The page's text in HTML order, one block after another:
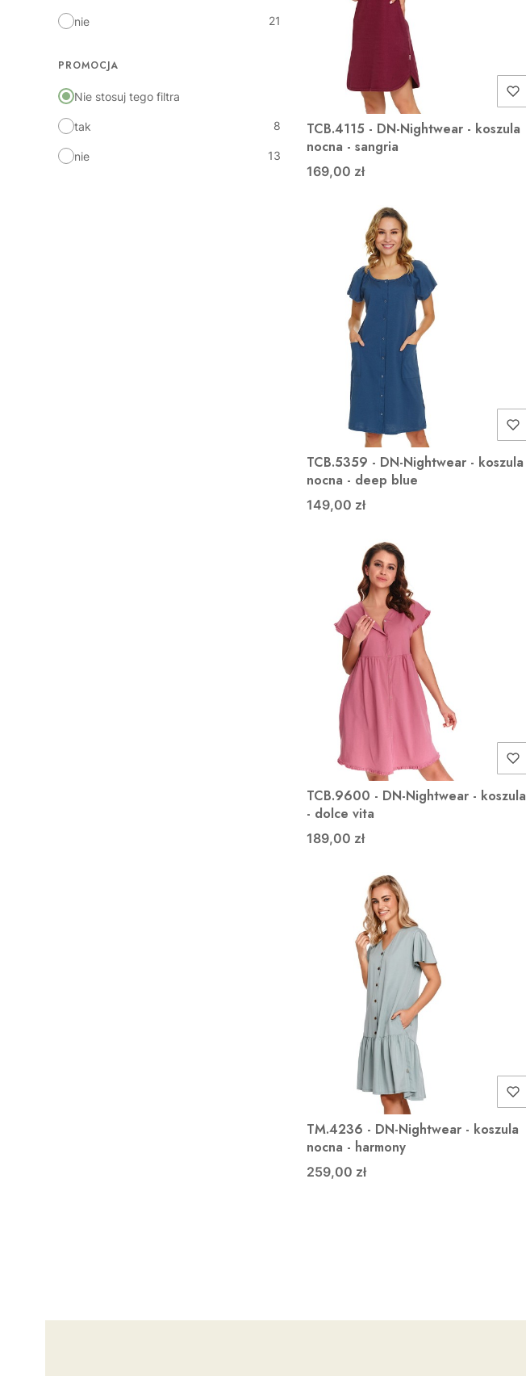
nie 21
PROMOCJA
Nie stosuj tego filtra
tak 8
nie 13
TCB.4115 - DN-Nightwear - koszula
nocna - sangria
169,00 zł
TCB.5359 - DN-Nightwear - koszula
nocna - deep blue
149,00 zł
TCB.9600 - DN-Nightwear - koszula
- dolce vita
189,00 zł
TM.4236 - DN-Nightwear - koszula
nocna - harmony
259,00 zł